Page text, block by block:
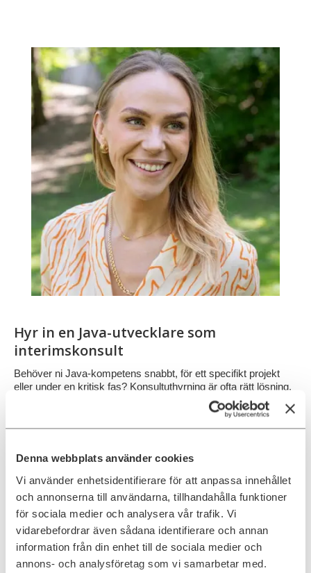
Denna webbplats använder cookies
Vi använder enhetsidentifierare för att anpassa innehållet
och annonserna till användarna, tillhandahålla funktioner
för sociala medier och analysera vår trafik. Vi
vidarebefordrar även sådana identifierare och annan
information från din enhet till de sociala medier och
annons- och analysföretag som vi samarbetar med.
Hyr in en Java-utvecklare som
interimskonsult
Behöver ni Java-kompetens snabbt, för ett specifikt projekt
eller under en kritisk fas? Konsultuthyrning är ofta rätt lösning.
Våra Java-konsulter är vana att gå in i komplexa miljöer och
HYR IN EN KONSULT